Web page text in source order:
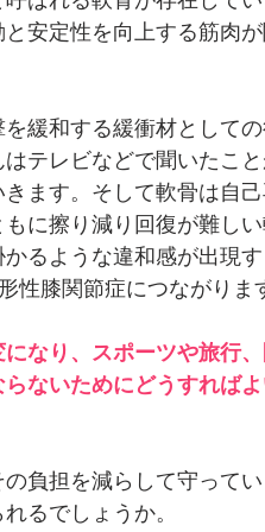
安定性を向上する筋肉
緩和する緩衝材として
テレビなどで聞いたこ
ます。そして軟骨は自
に擦り減り回復が難し
るような違和感が出現
性膝関節症につながりま
なり、スポーツや旅行
ないためにどうすれば
負担を減らして守って
るでしょうか。